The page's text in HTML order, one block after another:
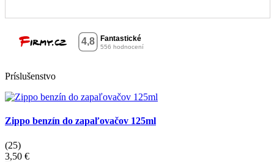
Príslušenstvo
Zippo benzín do zapaľovačov 125ml
(25)
3,50 €